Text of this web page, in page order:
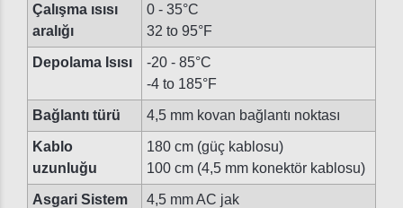
Çalışma ısısı
aralığı
0 - 35°C
32 to 95°F
Depolama Isısı
-20 - 85°C
-4 to 185°F
Bağlantı türü 4,5 mm kovan bağlantı noktası
Kablo
uzunluğu
180 cm (güç kablosu)
100 cm (4,5 mm konektör kablosu)
Asgari Sistem
4,5 mm AC jak